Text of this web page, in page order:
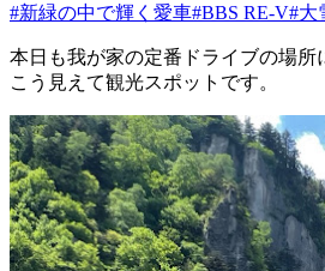
#新緑の中で輝く愛車#BBS RE-V#大
本日も我が家の定番ドライブの場所
こう見えて観光スポットです。